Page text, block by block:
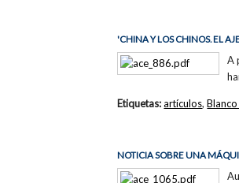
'CHINA Y LOS CHINOS. EL
A
Etiquetas:artículos,
NOTICIA SOBRE UNA